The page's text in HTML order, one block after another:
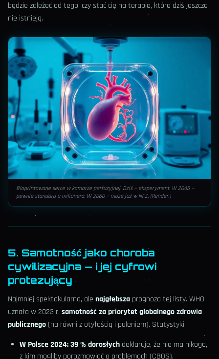
będzie zależeć od tego, czy stać cię na terapie, które dziś jeszcze
nie istnieją.
Bioprintowane serce w komorze perfuzyjnej. Dziś — eksperyment. W 2045 —
pewnie standard u milionera. W 2060 — może już w NFZ. (Render.)
5. Samotność jako choroba
cywilizacyjna — i jej cyfrowi
protezujący
Najmniej spektakularna, ale najgłębsza prognoza tej listy. WHO
uznała w 2023 r. samotność za priorytet globalnego zdrowia
publicznego (na równi z otyłością i paleniem). Statystyki:
W Polsce 2024: 39 % dorosłych deklaruje, że nie ma nikogo,
z kim mogliby porozmawiać o problemach (CBOS).